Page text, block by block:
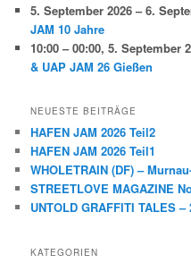
5. September 2026 – 6.
JAM 10 Jahre
10:00 – 00:00,5. September
& UAP JAM 26 Gießen
NEUESTE BEITRÄGE
HAFEN JAM 2026 Teil2
HAFEN JAM 2026 Teil1
WHOLETRAIN (DF) –
STREETLOVE MAGAZINE
UNTOLD GRAFFITI TALES –
KATEGORIEN